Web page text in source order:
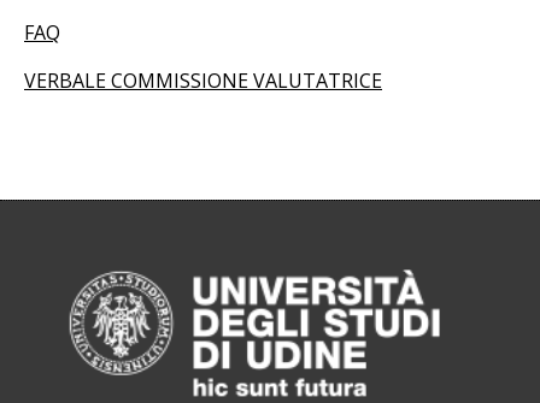
FAQ
VERBALE COMMISSIONE VALUTATRICE